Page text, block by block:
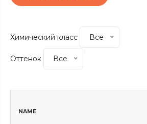
Химический класс Все
Оттенок Все
NAME